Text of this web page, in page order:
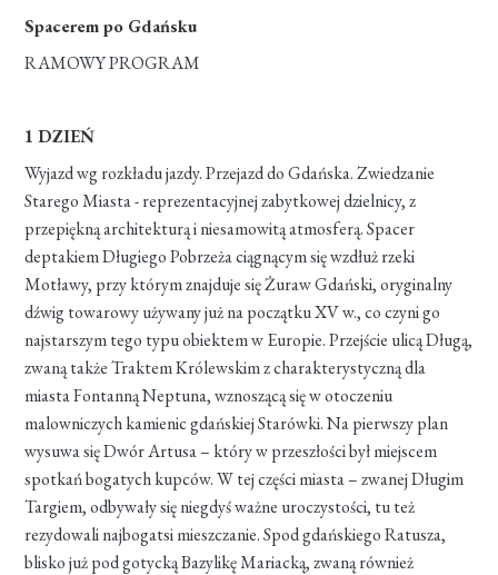
Spacerem po Gdańsku
RAMOWY PROGRAM
1 DZIEŃ
Wyjazd wg rozkładu jazdy. Przejazd do Gdańska. Zwiedzanie
Starego Miasta - reprezentacyjnej zabytkowej dzielnicy, z
przepiękną architekturą i niesamowitą atmosferą. Spacer
deptakiem Długiego Pobrzeża ciągnącym się wzdłuż rzeki
Motławy, przy którym znajduje się Żuraw Gdański, oryginalny
dźwig towarowy używany już na początku XV w., co czyni go
najstarszym tego typu obiektem w Europie. Przejście ulicą Długą,
zwaną także Traktem Królewskim z charakterystyczną dla
miasta Fontanną Neptuna, wznoszącą się w otoczeniu
malowniczych kamienic gdańskiej Starówki. Na pierwszy plan
wysuwa się Dwór Artusa – który w przeszłości był miejscem
spotkań bogatych kupców. W tej części miasta – zwanej Długim
Targiem, odbywały się niegdyś ważne uroczystości, tu też
rezydowali najbogatsi mieszczanie. Spod gdańskiego Ratusza,
blisko już pod gotycką Bazylikę Mariacką, zwaną również